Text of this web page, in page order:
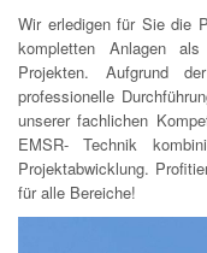
Wir erledigen für Sie die
kompletten Anlagen
Projekten. Aufgrund
professionelle
unserer fachlichen
EMSR- Technik
Projektabwicklung.
für alle Bereiche!